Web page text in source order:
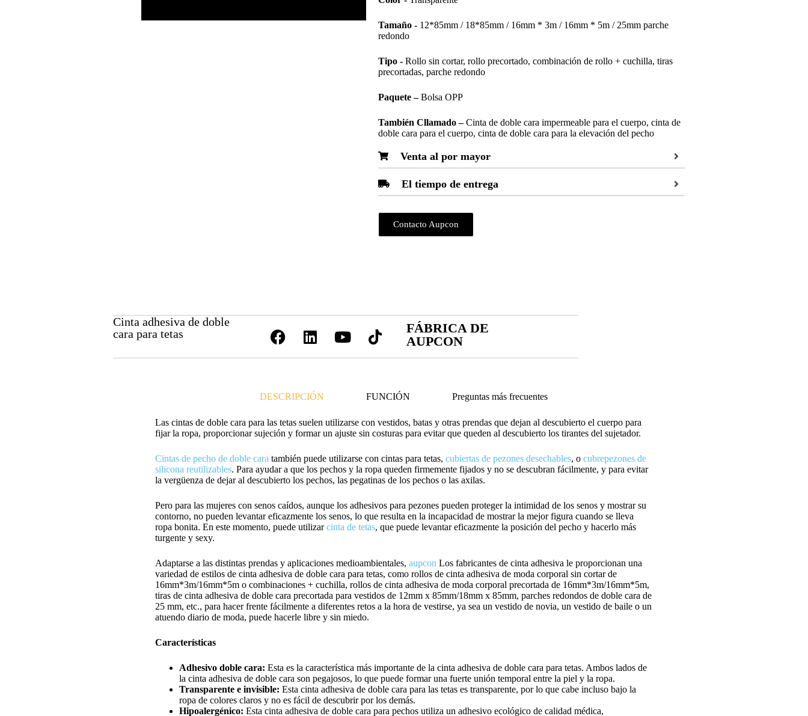
Tamaño - 12*85mm / 18*85mm / 16mm * 3m / 16mm * 5m / 25mm parche
redondo
Tipo -Rollo sin cortar, rollo precortado, combinación de rollo + cuchilla, tiras
precortadas, parche redondo
Paquete–Bolsa OPP
TambiénCllamado –Cinta de doble cara impermeable para el cuerpo, cinta de
doble cara para el cuerpo, cinta de doble cara para la elevación del pecho
Venta al por mayor
El tiempo de entrega
Contacto Aupcon
Cinta adhesiva de doble
cara para tetas
FÁBRICA DE
AUPCON
DESCRIPCIÓN FUNCIÓN Preguntas más frecuentes
Las cintas de doble cara para las tetas suelen utilizarse con vestidos, batas y otras prendas que dejan al descubierto el cuerpo para
fijar la ropa, proporcionar sujeción y formar un ajuste sin costuras para evitar que queden al descubierto los tirantes del sujetador.
Cintas de pecho de doble cara también puede utilizarse con cintas para tetas,cubiertas de pezones desechables, ocubrepezones de
silicona reutilizables. Para ayudar a que los pechos y la ropa queden firmemente fijados y no se descubran fácilmente, y para evitar
la vergüenza de dejar al descubierto los pechos, las pegatinas de los pechos o las axilas.
Pero para las mujeres con senos caídos, aunque los adhesivos para pezones pueden proteger la intimidad de los senos y mostrar su
contorno, no pueden levantar eficazmente los senos, lo que resulta en la incapacidad de mostrar la mejor figura cuando se lleva
ropa bonita. En este momento, puede utilizarcinta de tetas, que puede levantar eficazmente la posición del pecho y hacerlo más
turgente y sexy.
Adaptarse a las distintas prendas y aplicaciones medioambientales,aupcon Los fabricantes de cinta adhesiva le proporcionan una
variedad de estilos de cinta adhesiva de doble cara para tetas, como rollos de cinta adhesiva de moda corporal sin cortar de
16mm*3m/16mm*5m o combinaciones + cuchilla, rollos de cinta adhesiva de moda corporal precortada de 16mm*3m/16mm*5m,
tiras de cinta adhesiva de doble cara precortada para vestidos de 12mm x 85mm/18mm x 85mm, parches redondos de doble cara de
25 mm, etc., para hacer frente fácilmente a diferentes retos a la hora de vestirse, ya sea un vestido de novia, un vestido de baile o un
atuendo diario de moda, puede hacerle libre y sin miedo.
Características
Adhesivo doble cara: Esta es la característica más importante de la cinta adhesiva de doble cara para tetas. Ambos lados de
la cinta adhesiva de doble cara son pegajosos, lo que puede formar una fuerte unión temporal entre la piel y la ropa.
Transparente e invisible: Esta cinta adhesiva de doble cara para las tetas es transparente, por lo que cabe incluso bajo la
ropa de colores claros y no es fácil de descubrir por los demás.
Hipoalergénico: Esta cinta adhesiva de doble cara para pechos utiliza un adhesivo ecológico de calidad médica,